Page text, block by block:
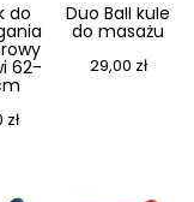
do
62-
zł
Duo Ball kule
do masażu
29,00 zł